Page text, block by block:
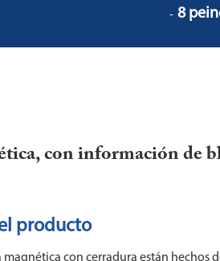
8
con información de
producto
magnética con cerradura están